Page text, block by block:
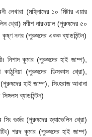
লেখারা (মহিলাদের ১০ মিটার এয়ার
থ্রো) মণীশ নারওয়াল (পুরুষদের ৫০
নগর (পুরুষদের একক ব্যাডমিন্টন)
নিশাদ কুমার (পুরুষদের হাই জাম্প),
কাঠুনিয়া (পুরুষদের ডিসকাস থ্রো),
(পুরুষদের হাই জাম্প), সিংহরাজ আধানা
ব্যাডমিন্টন)
সিং গুর্জর (পুরুষদের জ্যাভেলিন থ্রো)
শরদ কুমার (পুরুষদের হাই জাম্প)